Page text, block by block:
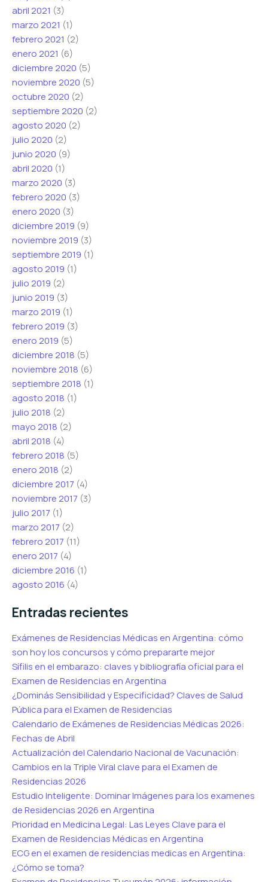
abril 2021 (3)
marzo 2021 (1)
febrero 2021 (2)
enero 2021 (6)
diciembre 2020 (5)
noviembre 2020 (5)
octubre 2020 (2)
septiembre 2020 (2)
agosto 2020 (2)
julio 2020 (2)
junio 2020 (9)
abril 2020 (1)
marzo 2020 (3)
febrero 2020 (3)
enero 2020 (3)
diciembre 2019 (9)
noviembre 2019 (3)
septiembre 2019 (1)
agosto 2019 (1)
julio 2019 (2)
junio 2019 (3)
marzo 2019 (1)
febrero 2019 (3)
enero 2019 (5)
diciembre 2018 (5)
noviembre 2018 (6)
septiembre 2018 (1)
agosto 2018 (1)
julio 2018 (2)
mayo 2018 (2)
abril 2018 (4)
febrero 2018 (5)
enero 2018 (2)
diciembre 2017 (4)
noviembre 2017 (3)
julio 2017 (1)
marzo 2017 (2)
febrero 2017 (11)
enero 2017 (4)
diciembre 2016 (1)
agosto 2016 (4)
Entradas recientes
Exámenes de Residencias Médicas en Argentina: cómo
son hoy los concursos y cómo prepararte mejor
Sífilis en el embarazo: claves y bibliografía oficial para el
Examen de Residencias en Argentina
¿Dominás Sensibilidad y Especificidad? Claves de Salud
Pública para el Examen de Residencias
Calendario de Exámenes de Residencias Médicas 2026:
Fechas de Abril
Actualización del Calendario Nacional de Vacunación:
Cambios en la Triple Viral clave para el Examen de
Residencias 2026
Estudio Inteligente: Dominar Imágenes para los examenes
de Residencias 2026 en Argentina
Prioridad en Medicina Legal: Las Leyes Clave para el
Examen de Residencias Médicas en Argentina
ECG en el examen de residencias medicas en Argentina:
¿Cómo se toma?